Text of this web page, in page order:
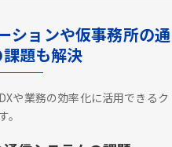
ションや仮事務所の通
題も解決
や業務の効率化に活用できるク